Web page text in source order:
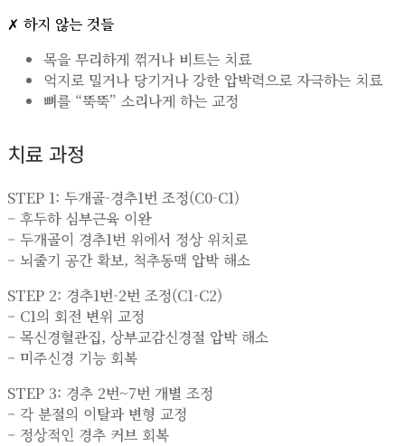
✗ 하지 않는 것들
목을 무리하게 꺾거나 비트는 치료
억지로 밀거나 당기거나 강한 압박력으로 자극하는 치료
뼈를 “뚝뚝” 소리나게 하는 교정
치료 과정
STEP 1: 두개골-경추1번 조정(C0-C1)
– 후두하 심부근육 이완
– 두개골이 경추1번 위에서 정상 위치로
– 뇌줄기 공간 확보, 척추동맥 압박 해소
STEP 2: 경추1번-2번 조정(C1-C2)
– C1의 회전 변위 교정
– 목신경혈관집, 상부교감신경절 압박 해소
– 미주신경 기능 회복
STEP 3: 경추 2번~7번 개별 조정
– 각 분절의 이탈과 변형 교정
– 정상적인 경추 커브 회복